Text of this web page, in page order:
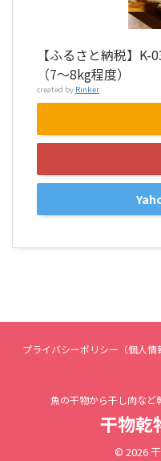
【ふるさと納税】
（7〜8kg程度）
created by Rinker
プライバシーポリシー（個人情
魚の干物から干し肉など
干物乾
© 2026